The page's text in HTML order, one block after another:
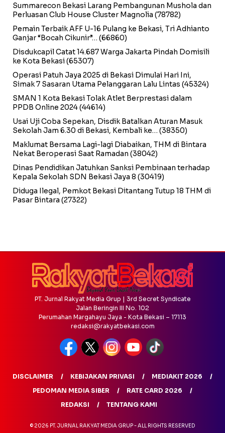
Summarecon Bekasi Larang Pembangunan Mushola dan
Perluasan Club House Cluster Magnolia (78782)
Pemain Terbaik AFF U-16 Pulang ke Bekasi, Tri Adhianto
Ganjar “Bocah Cikunir”… (66860)
Disdukcapil Catat 14.687 Warga Jakarta Pindah Domisili
ke Kota Bekasi(65307)
Operasi Patuh Jaya 2025 di Bekasi Dimulai Hari Ini,
Simak 7 Sasaran Utama Pelanggaran Lalu Lintas (45324)
SMAN 1 Kota Bekasi Tolak Atlet Berprestasi dalam
PPDB Online 2024(44614)
Usai Uji Coba Sepekan, Disdik Batalkan Aturan Masuk
Sekolah Jam 6.30 di Bekasi, Kembali ke… (38350)
Maklumat Bersama Lagi-lagi Diabaikan, THM di Bintara
Nekat Beroperasi Saat Ramadan (38042)
Dinas Pendidikan Jatuhkan Sanksi Pembinaan terhadap
Kepala Sekolah SDN Bekasi Jaya 8 (30419)
Diduga Ilegal, Pemkot Bekasi Ditantang Tutup 18 THM di
Pasar Bintara (27322)
PT. Jurnal Rakyat Media Grup | 3rd Secret Syndicate
Jalan Beringin III No. 102
Perumahan Margahayu Jaya - Kota Bekasi – 17113
redaksi@rakyatbekasi.com
DISCLAIMER KEBIJAKAN PRIVASI
MEDIAKIT 2026
PEDOMAN MEDIA SIBER
RATE CARD 2026
REDAKSI
TENTANG KAMI
© 2026 PT. JURNAL RAKYAT MEDIA GRUP - ALL RIGHTS RESERVED